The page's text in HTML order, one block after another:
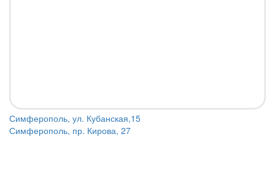
Симферополь, ул. Кубанская,15
Симферополь, пр. Кирова, 27